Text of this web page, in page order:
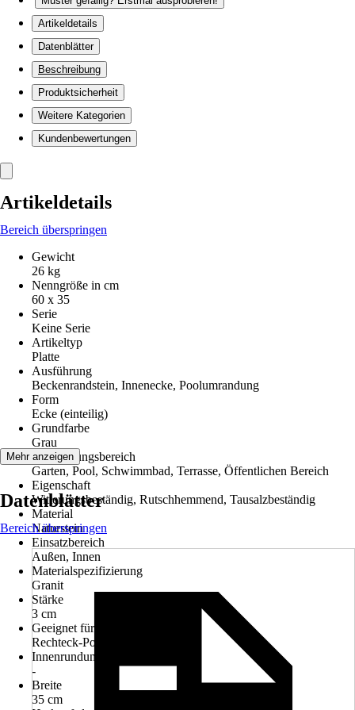
Artikeldetails
Datenblätter
Beschreibung
Produktsicherheit
Weitere Kategorien
Kundenbewertungen
Artikeldetails
Bereich überspringen
Gewicht
26 kg
Nenngröße in cm
60 x 35
Serie
Keine Serie
Artikeltyp
Platte
Ausführung
Beckenrandstein, Innenecke, Poolumrandung
Form
Ecke (einteilig)
Grundfarbe
Grau
Anwendungsbereich
Garten, Pool, Schwimmbad, Terrasse, Öffentlichen Bereich
Eigenschaft
Witterungsbeständig, Rutschhemmend, Tausalzbeständig
Material
Naturstein
Einsatzbereich
Außen, Innen
Materialspezifizierung
Granit
Stärke
3 cm
Geeignet für
Rechteck-Pool
Innenrundung
-
Breite
35 cm
Mehr anzeigen
Datenblätter
Bereich überspringen